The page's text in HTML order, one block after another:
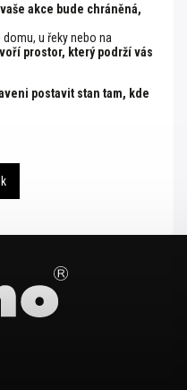
akce bude chráněná,
u řeky nebo na
prostor, který podrží vás
postavit stan tam, kde